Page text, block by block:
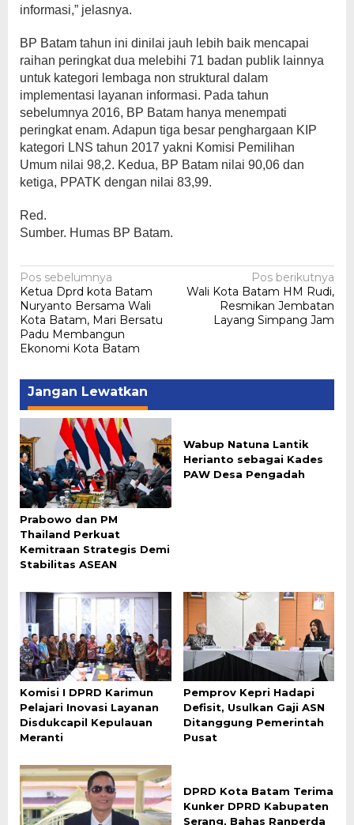
informasi,” jelasnya.
BP Batam tahun ini dinilai jauh lebih baik mencapai
raihan peringkat dua melebihi 71 badan publik lainnya
untuk kategori lembaga non struktural dalam
implementasi layanan informasi. Pada tahun
sebelumnya 2016, BP Batam hanya menempati
peringkat enam. Adapun tiga besar penghargaan KIP
kategori LNS tahun 2017 yakni Komisi Pemilihan
Umum nilai 98,2. Kedua, BP Batam nilai 90,06 dan
ketiga, PPATK dengan nilai 83,99.
Red.
Sumber. Humas BP Batam.
Navigasi
pos
Pos sebelumnya
Ketua Dprd kota Batam
Nuryanto Bersama Wali
Kota Batam, Mari Bersatu
Padu Membangun
Ekonomi Kota Batam
Pos berikutnya
Wali Kota Batam HM Rudi,
Resmikan Jembatan
Layang Simpang Jam
Jangan Lewatkan
Prabowo dan PM
Thailand Perkuat
Kemitraan Strategis Demi
Stabilitas ASEAN
Wabup Natuna Lantik
Herianto sebagai Kades
PAW Desa Pengadah
Komisi I DPRD Karimun
Pelajari Inovasi Layanan
Disdukcapil Kepulauan
Meranti
Pemprov Kepri Hadapi
Defisit, Usulkan Gaji ASN
Ditanggung Pemerintah
Pusat
DPRD Kota Batam Terima
Kunker DPRD Kabupaten
Serang, Bahas Ranperda